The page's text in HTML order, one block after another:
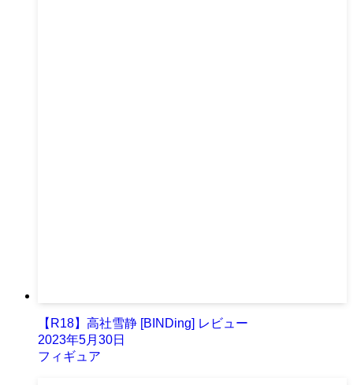
【R18】高社雪静 [BINDing] レビュー
2023年5月30日
フィギュア